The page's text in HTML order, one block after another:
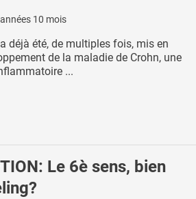
10 mois
déjà été, de multiples fois, mis en
de la maladie de Crohn, une
...
Le 6è sens, bien